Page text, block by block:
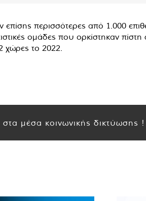
περισσότερες από 1.000
ομάδες που ορκίστηκαν
το 2022.
μέσα κοινωνικής δικτύωσης !